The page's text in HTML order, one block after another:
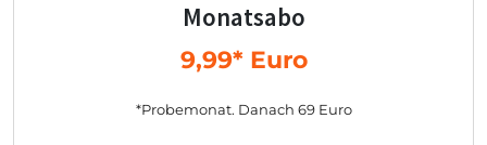
Monatsabo
9,99* Euro
*Probemonat. Danach 69 Euro